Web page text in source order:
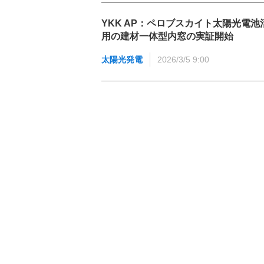
YKK AP：ペロブスカイト太陽光電池
用の建材一体型内窓の実証開始
太陽光発電 2026/3/5 9:00